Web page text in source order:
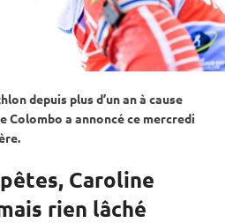
depuis plus d’un an à cause
Colombo a annoncé ce mercredi
Caroline
rien lâché